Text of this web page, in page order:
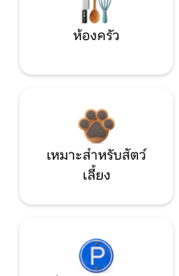
ห้องครัว
เหมาะสำหรับสัตว์
เลี้ยง